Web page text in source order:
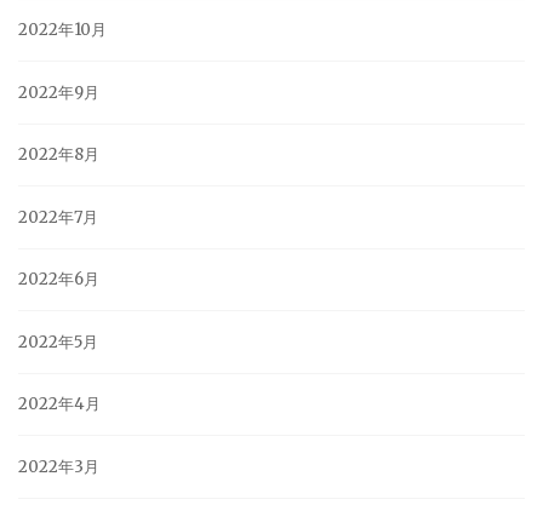
2022年10月
2022年9月
2022年8月
2022年7月
2022年6月
2022年5月
2022年4月
2022年3月